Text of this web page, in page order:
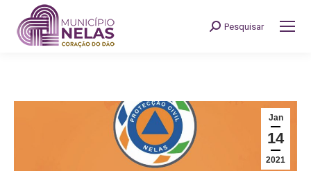
Search:
Pesquisar
Jan
14
2021